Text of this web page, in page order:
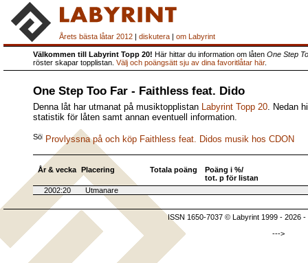
Årets bästa låtar 2012 | diskutera | om Labyrint
Välkommen till Labyrint Topp 20! Här hittar du information om låten One Step
röster skapar topplistan. Välj och poängsätt sju av dina favoritlåtar här.
One Step Too Far - Faithless feat. Dido
Denna låt har utmanat på musiktopplistan Labyrint Topp 20. Nedan
statistik för låten samt annan eventuell information.
Provlyssna på och köp Faithless feat. Didos musik hos CDON
År & vecka Placering Totala poäng
Poäng i %/
tot. p för listan
2002:20
Utmanare
ISSN 1650-7037 © Labyrint 1999 - 2026 -
--->